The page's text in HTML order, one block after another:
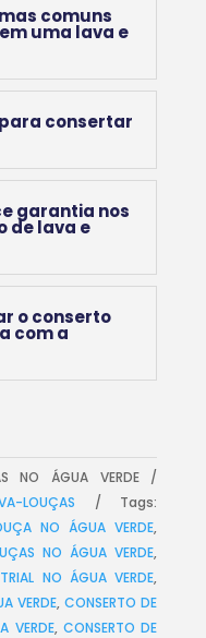
comuns
uma lava e
consertar
garantia nos
de lava e
o conserto
com a
NO ÁGUA VERDE
LOUÇAS
Tags:
NO ÁGUA VERDE,
NO ÁGUA VERDE,
NO ÁGUA VERDE,
VERDE,CONSERTO DE
VERDE, CONSERTO DE